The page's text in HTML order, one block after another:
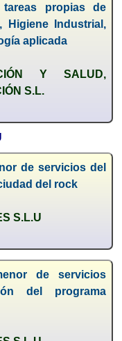
propias de
Higiene Industrial,
aplicada
Y SALUD,
S.L.
de servicios del
del rock
S.L.U
de servicios
del programa